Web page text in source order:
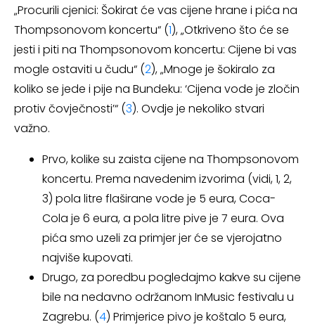
„Procurili cjenici: Šokirat će vas cijene hrane i pića na
Thompsonovom koncertu“ (1), „Otkriveno što će se
jesti i piti na Thompsonovom koncertu: Cijene bi vas
mogle ostaviti u čudu“ (2), „Mnoge je šokiralo za
koliko se jede i pije na Bundeku: ‘Cijena vode je zločin
protiv čovječnosti’“ (3). Ovdje je nekoliko stvari
važno.
Prvo, kolike su zaista cijene na Thompsonovom
koncertu. Prema navedenim izvorima (vidi, 1, 2,
3) pola litre flaširane vode je 5 eura, Coca-
Cola je 6 eura, a pola litre pive je 7 eura. Ova
pića smo uzeli za primjer jer će se vjerojatno
najviše kupovati.
Drugo, za poredbu pogledajmo kakve su cijene
bile na nedavno održanom InMusic festivalu u
Zagrebu. (4) Primjerice pivo je koštalo 5 eura,